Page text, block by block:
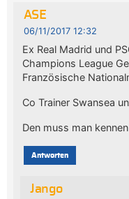
ASE
06/11/2017 12:32
Ex Real Madrid und
Champions League
Französische
Co Trainer Swansea
Den muss man
Antworten
Jango